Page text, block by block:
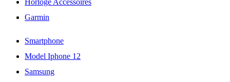
Horloge Accessoires
Garmin
Smartphone
Model Iphone 12
Samsung